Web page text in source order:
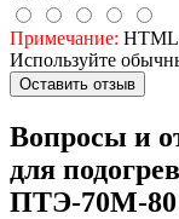
Примечание: HTML
Используйте
Оставить отзыв
Вопросы и
для
ПТЭ-70М-80